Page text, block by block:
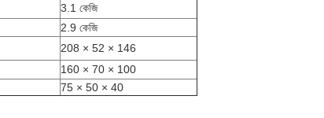
3.1 কেজি
2.9 কেজি
208 × 52 × 146
160 × 70 × 100
75 × 50 × 40